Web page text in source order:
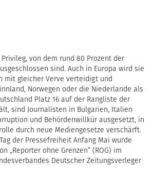
von dem rund 80 Prozent der
sind. Auch in Europa wird sie
mit gleicher Verve verteidigt und
Norwegen oder die Niederlande als
Platz 16 auf der Rangliste der
sind Journalisten in Bulgarien, Italien
und Behördenwillkür ausgesetzt, in
durch neue Mediengesetze verschärft.
der Pressefreiheit Anfang Mai wurde
„Reporter ohne Grenzen“ (ROG) im
Deutscher Zeitungsverleger